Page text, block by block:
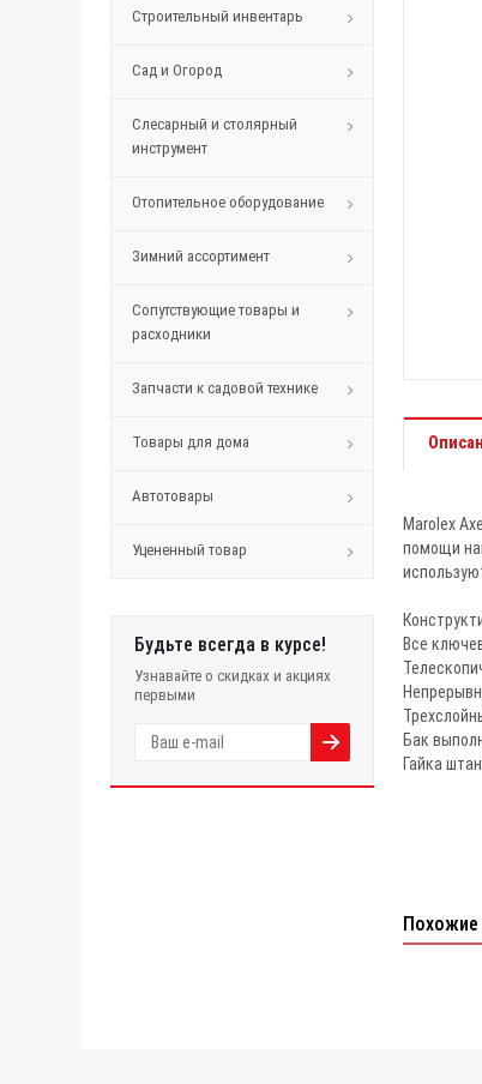
Строительный инвентарь
Сад и Огород
Слесарный и столярный
инструмент
Отопительное оборудование
Зимний ассортимент
Сопутствующие товары и
расходники
Запчасти к садовой технике
Товары для дома
Автотовары
Уцененный товар
Будьте всегда в курсе!
Узнавайте о скидках и акциях
первыми
Marolex
помощи
Все
Бак
Гайка
Похожие